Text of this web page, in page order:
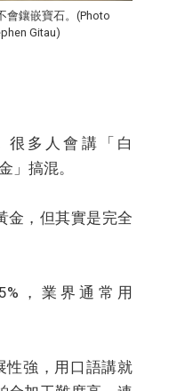
會鑲嵌寶石。(Photo
Gitau)
很多人會講「白
」搞混。
金，但其實是完全
，業界通常用
性強，用口語講就